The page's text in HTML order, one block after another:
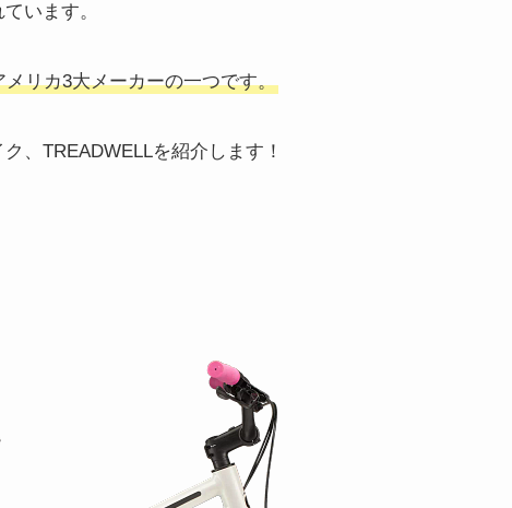
います。
リカ3大メーカーの一つです。
、TREADWELLを紹介します！